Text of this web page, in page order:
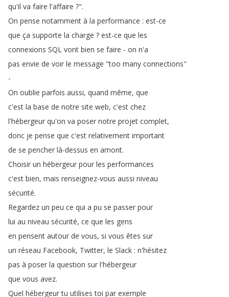
qu'il va faire l'affaire ?".
On pense notamment à la performance : est-ce
que ça supporte la charge ? est-ce que les
connexions SQL vont bien se faire - on n'a
pas envie de voir le message "too many connections"
-
On oublie parfois aussi, quand même, que
c'est la base de notre site web, c'est chez
l'hébergeur qu'on va poser notre projet complet,
donc je pense que c'est relativement important
de se pencher là-dessus en amont.
Choisir un hébergeur pour les performances
c'est bien, mais renseignez-vous aussi niveau
sécurité.
Regardez un peu ce qui a pu se passer pour
lui au niveau sécurité, ce que les gens
en pensent autour de vous, si vous êtes sur
un réseau Facebook, Twitter, le Slack : n'hésitez
pas à poser la question sur l'hébergeur
que vous avez.
Quel hébergeur tu utilises toi par exemple